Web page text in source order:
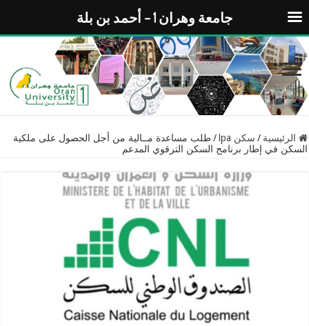
الرئيسية / سكن lpa / طلب مساعدة مــالية من أجل الحصول على ملكية
السكن في إطار برنامج السكن الترقوي المدعم
جامعة وهران 1 – أحمد بن بلة